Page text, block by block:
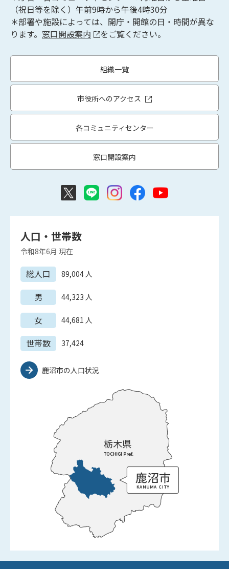
（祝日等を除く）午前9時から午後4時30分
＊部署や施設によっては、開庁・開館の日・時間が異な
ります。 窓口開設案内 をご覧ください。
組織一覧
市役所へのアクセス
各コミュニティセンター
窓口開設案内
人口・世帯数
令和8年6月 現在
総人口 89,004人
男 44,323 人
女 44,681 人
世帯数 37,424
鹿沼市の人口状況